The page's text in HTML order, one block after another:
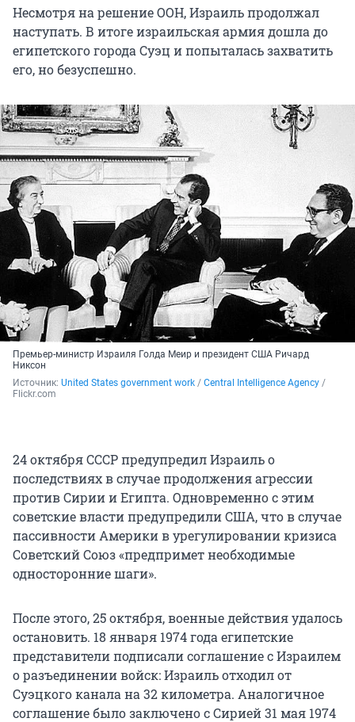
Несмотря на решение ООН, Израиль продолжал
наступать. В итоге израильская армия дошла до
египетского города Суэц и попыталась захватить
его, но безуспешно.
Премьер-министр Израиля Голда Меир и президент США Ричард
Никсон
Источник: United States government work / Central Intelligence Agency /
Flickr.com
24 октября СССР предупредил Израиль о
последствиях в случае продолжения агрессии
против Сирии и Египта. Одновременно с этим
советские власти предупредили США, что в случае
пассивности Америки в урегулировании кризиса
Советский Союз «предпримет необходимые
односторонние шаги».
После этого, 25 октября, военные действия удалось
остановить. 18 января 1974 года египетские
представители подписали соглашение с Израилем
о разъединении войск: Израиль отходил от
Суэцкого канала на 32 километра. Аналогичное
соглашение было заключено с Сирией 31 мая 1974